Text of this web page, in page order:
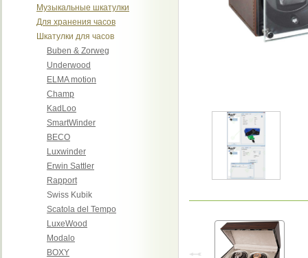
Музыкальные шкатулки
Для хранения часов
Шкатулки для часов
Buben & Zorweg
Underwood
ELMA motion
Champ
KadLoo
SmartWinder
BECO
Luxwinder
Erwin Sattler
Rapport
Swiss Kubik
Scatola del Tempo
LuxeWood
Modalo
BOXY